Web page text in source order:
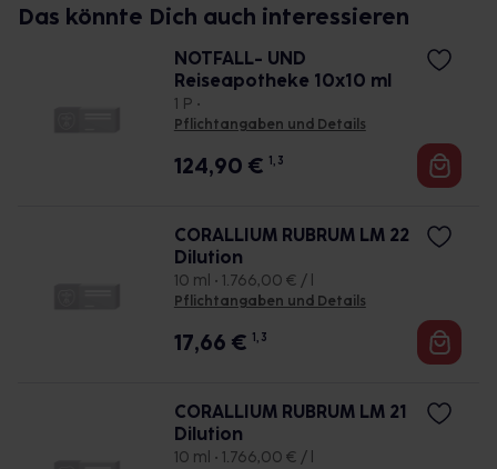
Das könnte Dich auch interessieren
NOTFALL- UND
Reiseapotheke 10x10 ml
1 P •
Pflichtangaben und Details
124,90 € 1, 3
CORALLIUM RUBRUM LM 22
Dilution
10 ml • 1.766,00 € / l
Pflichtangaben und Details
17,66 € 1, 3
CORALLIUM RUBRUM LM 21
Dilution
10 ml • 1.766,00 € / l